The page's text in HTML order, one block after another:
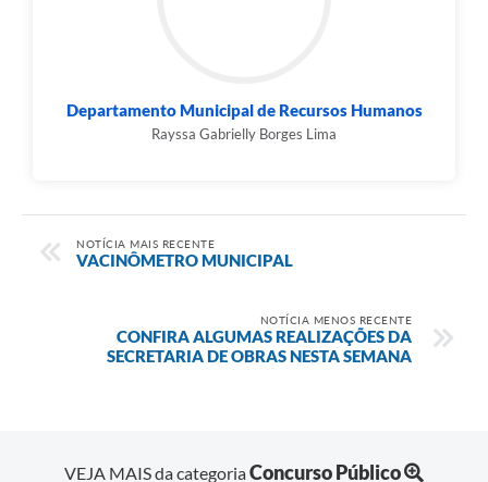
Departamento Municipal de Recursos Humanos
Rayssa Gabrielly Borges Lima
NOTÍCIA MAIS RECENTE
VACINÔMETRO MUNICIPAL
NOTÍCIA MENOS RECENTE
CONFIRA ALGUMAS REALIZAÇÕES DA
SECRETARIA DE OBRAS NESTA SEMANA
VEJA MAIS da categoriaConcurso Público